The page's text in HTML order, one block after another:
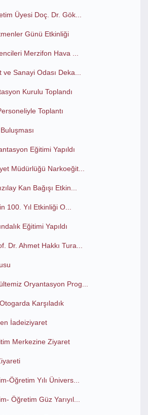
Üyesi Doç. Dr. Gök...
Günü Etkinliği
Merzifon Hava ...
Sanayi Odası Deka...
Kurulu Toplandı
Toplantı
Eğitimi Yapıldı
Müdürlüğü Narkoeğit...
Kan Bağışı Etkin...
100. Yıl Etkinliği O...
Eğitimi Yapıldı
Dr. Ahmet Hakkı Tura...
Oryantasyon Prog...
Karşıladık
İadeiziyaret
Merkezine Ziyaret
Öğretim Yılı Ünivers...
Öğretim Güz Yarıyıl...